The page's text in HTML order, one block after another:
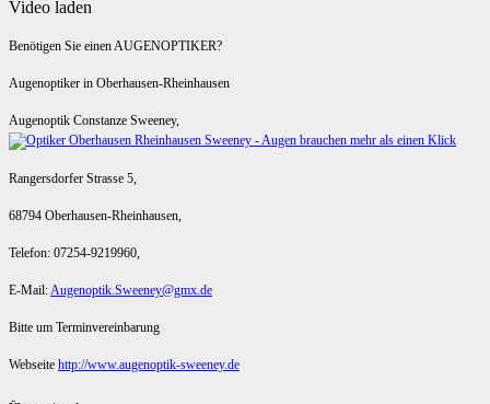
Video laden
Benötigen Sie einen AUGENOPTIKER?
Augenoptiker in Oberhausen-Rheinhausen
Augenoptik Constanze Sweeney,
Rangersdorfer Strasse 5,
68794 Oberhausen-Rheinhausen,
Telefon: 07254-9219960,
E-Mail:Augenoptik.Sweeney@gmx.de
Bitte um Terminvereinbarung
Webseite http://www.augenoptik-sweeney.de